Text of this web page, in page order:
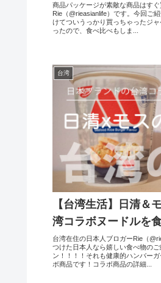
商品パッケージが素敵な商品はす
Rie（@rieasianlife）です。今回ご
けてついうっかり買っちゃったジ
ったので、食べ比べもしま...
台湾
【台湾生活】日清＆
湾コラボヌードルを
台湾在住の日本人ブロガーRie（
つけた日本人なら嬉しい食べ物の
ン！！！！それも健康的ハンバー
ボ商品です！コラボ商品の詳細...